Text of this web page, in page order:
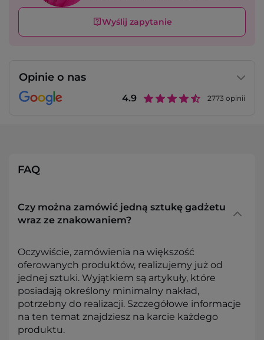
Wyślij zapytanie
Opinie o nas
4.9 2773 opinii
FAQ
Czy można zamówić jedną sztukę gadżetu
wraz ze znakowaniem?
Oczywiście, zamówienia na większość
oferowanych produktów, realizujemy już od
jednej sztuki. Wyjątkiem są artykuły, które
posiadają określony minimalny nakład,
potrzebny do realizacji. Szczegółowe informacje
na ten temat znajdziesz na karcie każdego
produktu.